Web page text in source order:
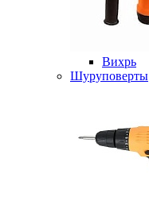
Вихрь
Шуруповерты